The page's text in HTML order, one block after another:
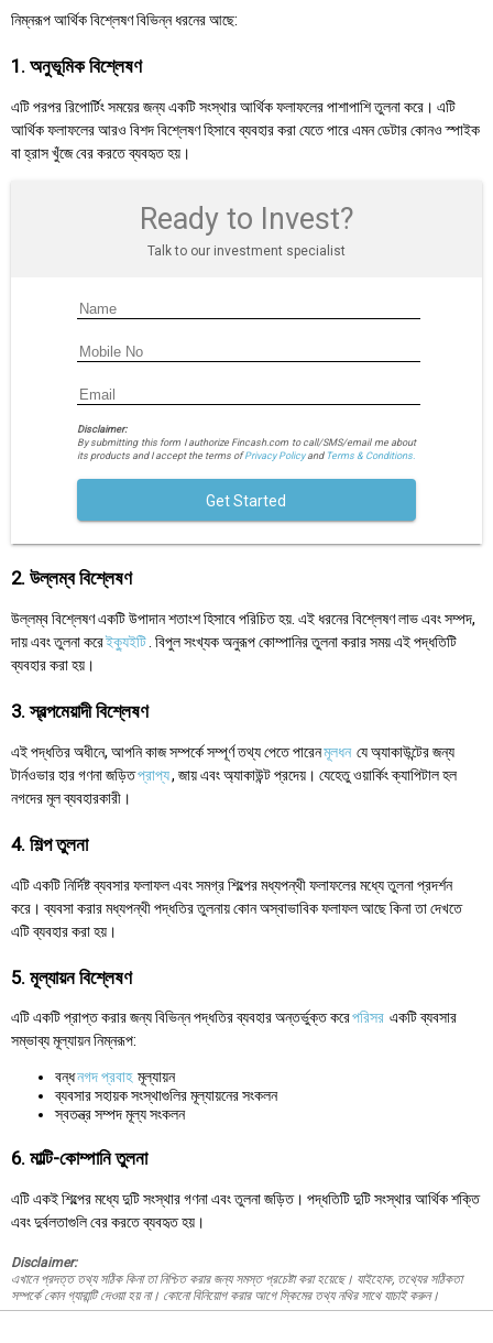
নিম্নরূপ আর্থিক বিশ্লেষণ বিভিন্ন ধরনের আছে:
1. অনুভূমিক বিশ্লেষণ
এটি পরপর রিপোর্টিং সময়ের জন্য একটি সংস্থার আর্থিক ফলাফলের পাশাপাশি তুলনা করে। এটি
আর্থিক ফলাফলের আরও বিশদ বিশ্লেষণ হিসাবে ব্যবহার করা যেতে পারে এমন ডেটার কোনও স্পাইক
বা হ্রাস খুঁজে বের করতে ব্যবহৃত হয়।
Ready to Invest?
Talk to our investment specialist
Disclaimer:
By submitting this form I authorize Fincash.com to call/SMS/email me about
its products and I accept the terms ofPrivacy Policyand Terms & Conditions.
Get Started
2. উল্লম্ব বিশ্লেষণ
উল্লম্ব বিশ্লেষণ একটি উপাদান শতাংশ হিসাবে পরিচিত হয়. এই ধরনের বিশ্লেষণ লাভ এবং সম্পদ,
দায় এবং তুলনা করেইক্যুইটি . বিপুল সংখ্যক অনুরূপ কোম্পানির তুলনা করার সময় এই পদ্ধতিটি
ব্যবহার করা হয়।
3. স্বল্পমেয়াদী বিশ্লেষণ
এই পদ্ধতির অধীনে, আপনি কাজ সম্পর্কে সম্পূর্ণ তথ্য পেতে পারেনমূলধন যে অ্যাকাউন্টের জন্য
টার্নওভার হার গণনা জড়িতপ্রাপ্য, জায় এবং অ্যাকাউন্ট প্রদেয়। যেহেতু ওয়ার্কিং ক্যাপিটাল হল
নগদের মূল ব্যবহারকারী।
4. শিল্প তুলনা
এটি একটি নির্দিষ্ট ব্যবসার ফলাফল এবং সমগ্র শিল্পের মধ্যপন্থী ফলাফলের মধ্যে তুলনা প্রদর্শন
করে। ব্যবসা করার মধ্যপন্থী পদ্ধতির তুলনায় কোন অস্বাভাবিক ফলাফল আছে কিনা তা দেখতে
এটি ব্যবহার করা হয়।
5. মূল্যায়ন বিশ্লেষণ
এটি একটি প্রাপ্ত করার জন্য বিভিন্ন পদ্ধতির ব্যবহার অন্তর্ভুক্ত করেপরিসর একটি ব্যবসার
সম্ভাব্য মূল্যায়ন নিম্নরূপ:
বন্ধনগদ প্রবাহ মূল্যায়ন
ব্যবসার সহায়ক সংস্থাগুলির মূল্যায়নের সংকলন
স্বতন্ত্র সম্পদ মূল্য সংকলন
6. মাল্টি-কোম্পানি তুলনা
এটি একই শিল্পের মধ্যে দুটি সংস্থার গণনা এবং তুলনা জড়িত। পদ্ধতিটি দুটি সংস্থার আর্থিক শক্তি
এবং দুর্বলতাগুলি বের করতে ব্যবহৃত হয়।
Disclaimer:
এখানে প্রদত্ত তথ্য সঠিক কিনা তা নিশ্চিত করার জন্য সমস্ত প্রচেষ্টা করা হয়েছে। যাইহোক, তথ্যের সঠিকতা
সম্পর্কে কোন গ্যারান্টি দেওয়া হয় না। কোনো বিনিয়োগ করার আগে স্কিমের তথ্য নথির সাথে যাচাই করুন।